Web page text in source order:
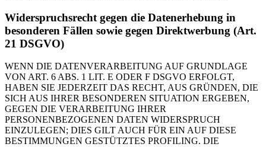
Widerspruchsrecht gegen die Datenerhebung in
besonderen Fällen sowie gegen Direktwerbung (Art.
21 DSGVO)
WENN DIE DATENVERARBEITUNG AUF GRUNDLAGE
VON ART. 6 ABS. 1 LIT. E ODER F DSGVO ERFOLGT,
HABEN SIE JEDERZEIT DAS RECHT, AUS GRÜNDEN, DIE
SICH AUS IHRER BESONDEREN SITUATION ERGEBEN,
GEGEN DIE VERARBEITUNG IHRER
PERSONENBEZOGENEN DATEN WIDERSPRUCH
EINZULEGEN; DIES GILT AUCH FÜR EIN AUF DIESE
BESTIMMUNGEN GESTÜTZTES PROFILING. DIE